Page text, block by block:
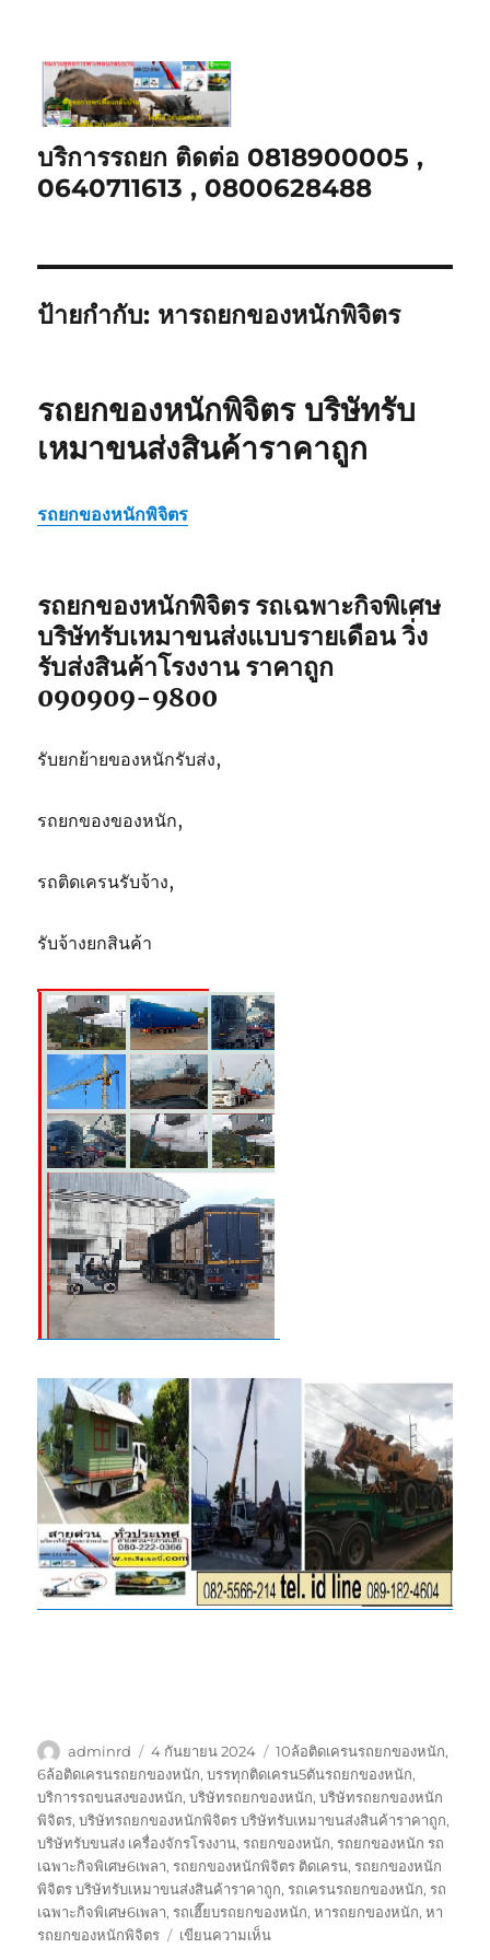
บริการรถยก ติดต่อ 0818900005 ,
0640711613 , 0800628488
ป้ายกำกับ: หารถยกของหนักพิจิตร
รถยกของหนักพิจิตร บริษัทรับ
เหมาขนส่งสินค้าราคาถูก
รถยกของหนักพิจิตร
รถยกของหนักพิจิตร รถเฉพาะกิจพิเศษ
บริษัทรับเหมาขนส่งแบบรายเดือน วิ่ง
รับส่งสินค้าโรงงาน ราคาถูก
090909-9800
รับยกย้ายของหนักรับส่ง,
รถยกของของหนัก,
รถติดเครนรับจ้าง,
รับจ้างยกสินค้า
ผู้
เขียน
adminrd
เขียน
เมื่อ
4 กันยายน 2024
ป้าย
กำกับ
10ล้อติดเครนรถยกของหนัก,
6ล้อติดเครนรถยกของหนัก,บรรทุกติดเครน5ตันรถยกของหนัก,
บริการรถขนสงของหนัก,บริษัทรถยกของหนัก,บริษัทรถยกของหนัก
พิจิตร,บริษัทรถยกของหนักพิจิตร บริษัทรับเหมาขนส่งสินค้าราคาถูก,
บริษัทรับขนส่ง เครื่องจักรโรงงาน,รถยกของหนัก,รถยกของหนัก รถ
เฉพาะกิจพิเศษ6เพลา,รถยกของหนักพิจิตร ติดเครน,รถยกของหนัก
พิจิตร บริษัทรับเหมาขนส่งสินค้าราคาถูก,รถเครนรถยกของหนัก,รถ
เฉพาะกิจพิเศษ6เพลา,รถเฮี๊ยบรถยกของหนัก,หารถยกของหนัก,หา
รถยกของหนักพิจิตร
เขียนความเห็นบน